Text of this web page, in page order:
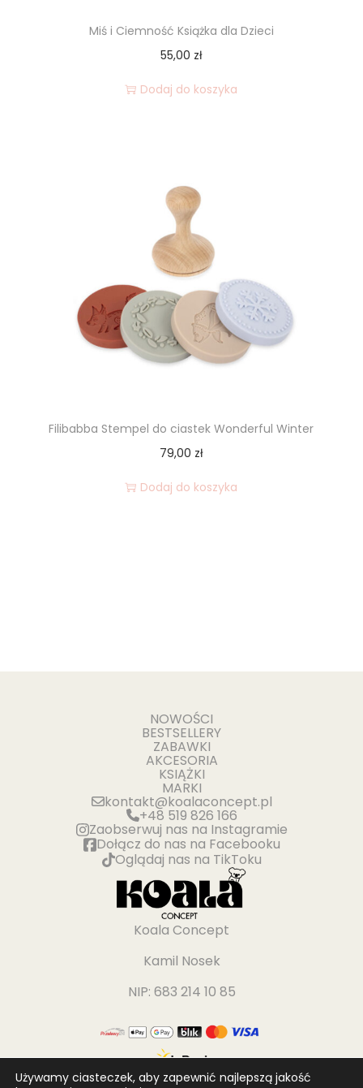
Miś i Ciemność Książka dla Dzieci
55,00 zł
Dodaj do koszyka
Filibabba Stempel do ciastek Wonderful Winter
79,00 zł
Dodaj do koszyka
Używamy ciasteczek, aby zapewnić najlepszą jakość
Koala Concept
Kamil Nosek
NIP: 683 214 10 85
kontakt@koalaconcept.pl
+48 519 826 166
Zaobserwuj nas na Instagramie
Dołącz do nas na Facebooku
Oglądaj nas na TikToku
NOWOŚCI
BESTSELLERY
ZABAWKI
AKCESORIA
KSIĄŻKI
MARKI